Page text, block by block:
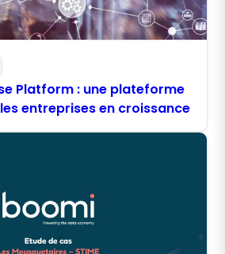
Platform : une plateforme
entreprises en croissance